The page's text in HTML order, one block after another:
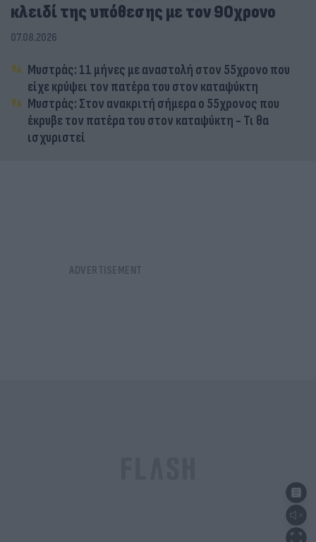
κλειδί της υπόθεσης με τον 90χρονο
07.08.2026
Μυστράς: 11 μήνες με αναστολή στον 55χρονο που
είχε κρύψει τον πατέρα του στον καταψύκτη
Μυστράς: Στον ανακριτή σήμερα ο 55χρονος που
έκρυβε τον πατέρα του στον καταψύκτη - Τι θα
ισχυριστεί